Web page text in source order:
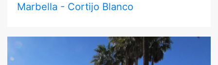
Marbella - Cortijo Blanco